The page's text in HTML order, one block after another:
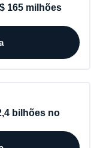
165 milhões
bilhões no